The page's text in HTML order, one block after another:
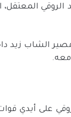
المعتقل،
الشاب زيد
معه.
على أيدي